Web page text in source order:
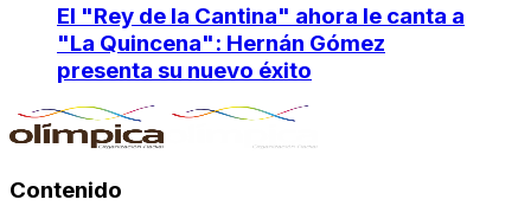
El "Rey de la Cantina" ahora le canta a
"La Quincena": Hernán Gómez
presenta su nuevo éxito
Contenido